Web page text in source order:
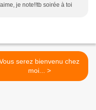
je note!!tb soirée à toi
serez bienvenu chez
moi... >